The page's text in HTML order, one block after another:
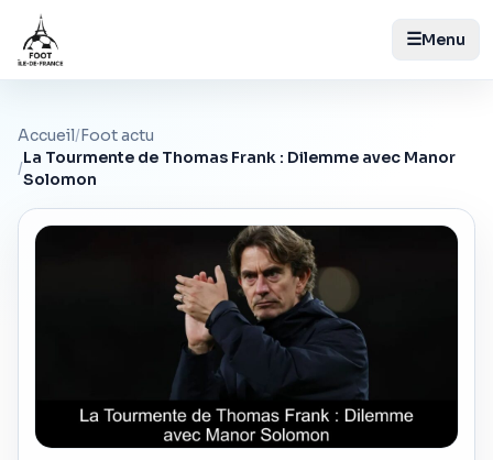
☰Menu
Accueil/Foot actu
/
La Tourmente de Thomas Frank : Dilemme avec Manor
Solomon